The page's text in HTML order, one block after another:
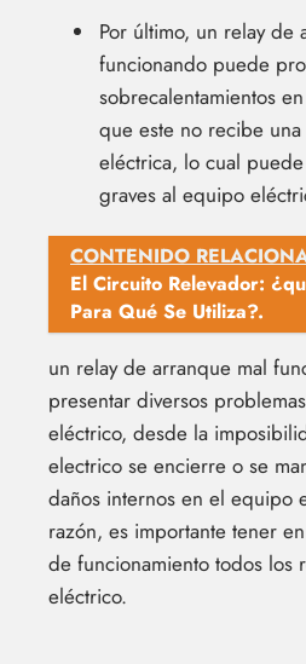
Por último, un relay de
funcionando puede
sobrecalentamientos
que este no recibe
eléctrica, lo cual
graves al equipo
CONTENIDO
El Circuito Relevador:
Para Qué Se Utiliza?.
un relay de arranque mal
presentar diversos
eléctrico, desde la
electrico se encierre o se
daños internos en el equipo
razón, es importante tener
de funcionamiento todos los
eléctrico.